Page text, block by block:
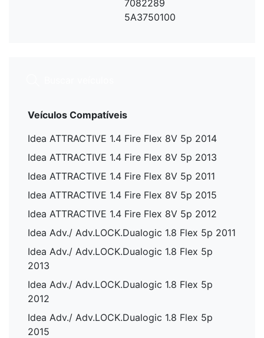
7082289
5A3750100
Veículos Compatíveis
Idea ATTRACTIVE 1.4 Fire Flex 8V 5p 2014
Idea ATTRACTIVE 1.4 Fire Flex 8V 5p 2013
Idea ATTRACTIVE 1.4 Fire Flex 8V 5p 2011
Idea ATTRACTIVE 1.4 Fire Flex 8V 5p 2015
Idea ATTRACTIVE 1.4 Fire Flex 8V 5p 2012
Idea Adv./ Adv.LOCK.Dualogic 1.8 Flex 5p 2011
Idea Adv./ Adv.LOCK.Dualogic 1.8 Flex 5p
2013
Idea Adv./ Adv.LOCK.Dualogic 1.8 Flex 5p
2012
Idea Adv./ Adv.LOCK.Dualogic 1.8 Flex 5p
2015